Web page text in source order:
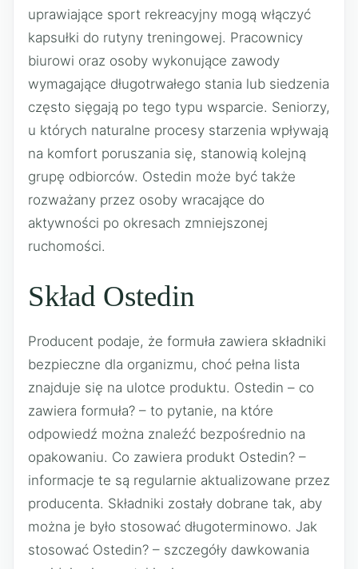
uprawiające sport rekreacyjny mogą włączyć
kapsułki do rutyny treningowej. Pracownicy
biurowi oraz osoby wykonujące zawody
wymagające długotrwałego stania lub siedzenia
często sięgają po tego typu wsparcie. Seniorzy,
u których naturalne procesy starzenia wpływają
na komfort poruszania się, stanowią kolejną
grupę odbiorców. Ostedin może być także
rozważany przez osoby wracające do
aktywności po okresach zmniejszonej
ruchomości.
Skład Ostedin
Producent podaje, że formuła zawiera składniki
bezpieczne dla organizmu, choć pełna lista
znajduje się na ulotce produktu. Ostedin – co
zawiera formuła? – to pytanie, na które
odpowiedź można znaleźć bezpośrednio na
opakowaniu. Co zawiera produkt Ostedin? –
informacje te są regularnie aktualizowane przez
producenta. Składniki zostały dobrane tak, aby
można je było stosować długoterminowo. Jak
stosować Ostedin? – szczegóły dawkowania